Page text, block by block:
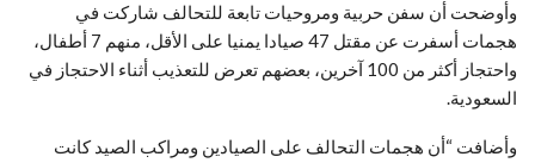
وأوضحت أن سفن حربية ومروحيات تابعة للتحالف شاركت في
هجمات أسفرت عن مقتل 47 صيادا يمنيا على الأقل، منهم 7 أطفال،
واحتجاز أكثر من 100 آخرين، بعضهم تعرض للتعذيب أثناء الاحتجاز في
السعودية.
وأضافت “أن هجمات التحالف على الصيادين ومراكب الصيد كانت